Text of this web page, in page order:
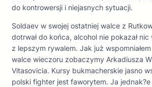
do kontrowersji i niejasnych sytuacji.
Soldaev w swojej ostatniej walce z
dotrwał do końca, alcohol nie pokazał
z lepszym rywalem. Jak już
walce wieczoru zobaczymy Arkadiusza
Vitasovicia. Kursy bukmacherskie jasno
polski fighter jest faworytem. Ja